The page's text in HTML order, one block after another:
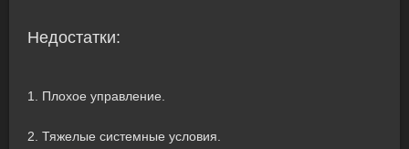
Недостатки:
1. Плохое управление.
2. Тяжелые системные условия.